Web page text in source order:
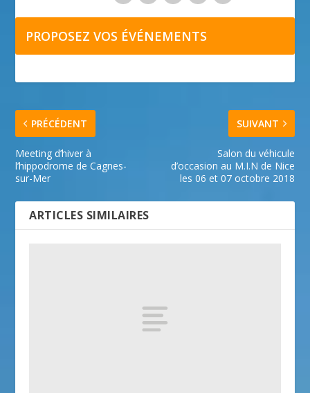
PROPOSEZ VOS ÉVÉNEMENTS
PRÉCÉDENT
Meeting d’hiver à
l’hippodrome de Cagnes-
sur-Mer
SUIVANT
Salon du véhicule
d’occasion au M.I.N de Nice
les 06 et 07 octobre 2018
ARTICLES SIMILAIRES